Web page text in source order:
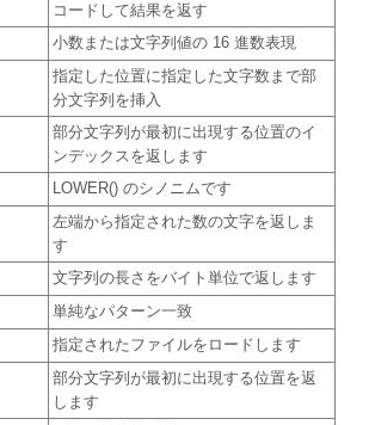
コードして結果を返す
小数または文字列値の 16 進数表現
指定した位置に指定した文字数まで部
分文字列を挿入
部分文字列が最初に出現する位置のイ
ンデックスを返します
LOWER() のシノニムです
左端から指定された数の文字を返しま
す
文字列の長さをバイト単位で返します
単純なパターン一致
指定されたファイルをロードします
部分文字列が最初に出現する位置を返
します